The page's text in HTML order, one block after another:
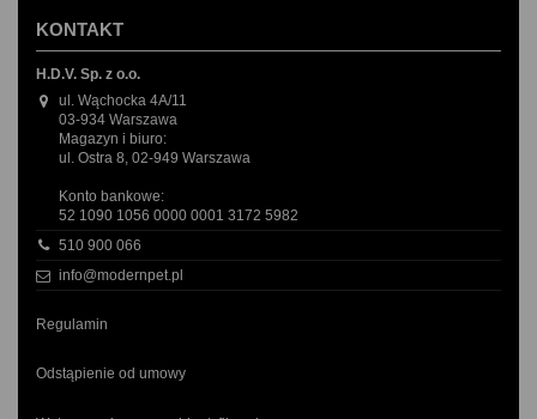
KONTAKT
H.D.V. Sp. z o.o.
ul. Wąchocka 4A/11
03-934 Warszawa
Magazyn i biuro:
ul. Ostra 8, 02-949 Warszawa
Konto bankowe:
52 1090 1056 0000 0001 3172 5982
510 900 066
info@modernpet.pl
Regulamin
Odstąpienie od umowy